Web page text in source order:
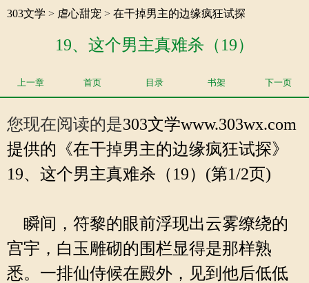
303文学 > 虐心甜宠 > 在干掉男主的边缘疯狂试探
19、这个男主真难杀（19）
上一章 首页 目录 书架 下一页
您现在阅读的是303文学www.303wx.com
提供的《在干掉男主的边缘疯狂试探》
19、这个男主真难杀（19）(第1/2页)
瞬间，符黎的眼前浮现出云雾缭绕的
宫宇，白玉雕砌的围栏显得是那样熟
悉。一排仙侍候在殿外，见到他后低低